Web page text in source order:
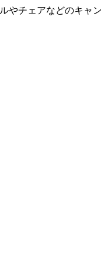
チェアなどのキャ